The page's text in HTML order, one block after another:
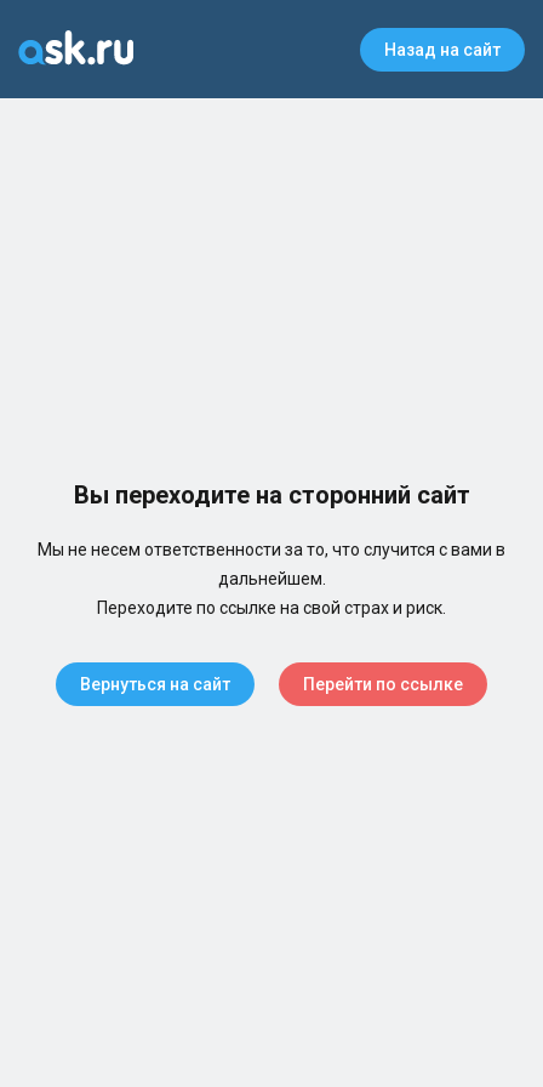
Назад на сайт
Вы переходите на сторонний сайт
Мы не несем ответственности за то, что случится с вами в
дальнейшем.
Переходите по ссылке на свой страх и риск.
Вернуться на сайт Перейти по ссылке